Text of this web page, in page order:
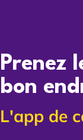
Prenez
bon
L'app de